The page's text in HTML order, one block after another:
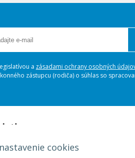
cookies
a zásadami ochrany osobných
zástupcu (rodiča) o súhlas so